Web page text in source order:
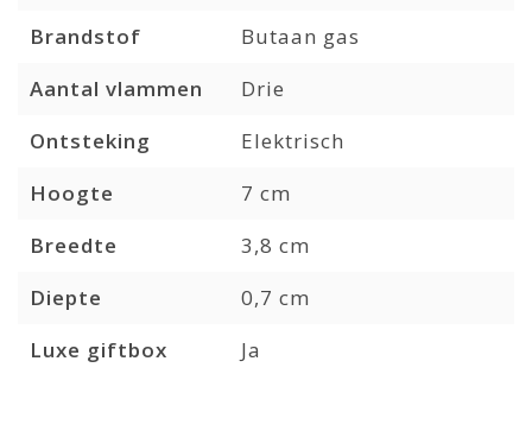
Brandstof
Butaan gas
Aantal vlammen
Drie
Ontsteking
Elektrisch
Hoogte
7 cm
Breedte
3,8 cm
Diepte
0,7 cm
Luxe giftbox
Ja